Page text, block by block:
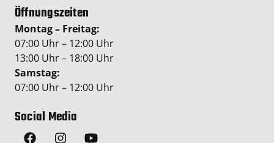
Öffnungszeiten
Montag – Freitag:
07:00 Uhr – 12:00 Uhr
13:00 Uhr – 18:00 Uhr
Samstag:
07:00 Uhr – 12:00 Uhr
Social Media